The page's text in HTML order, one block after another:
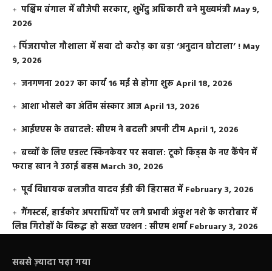
पश्चिम बंगाल में बीजेपी सरकार, शुभेंदु अधिकारी बने मुख्यमंत्रीMay 9,
2026
​पिंजरापोल गौशाला में सवा दो करोड़ का बड़ा ‘अनुदान घोटाला’ !May
9, 2026
जनगणना 2027 का कार्य 16 मई से होगा शुरूApril 18, 2026
आशा भोसले का अंतिम संस्कार आजApril 13, 2026
आईएएस के तबादले: सीएम ने बदली अपनी टीमApril 1, 2026
बच्चों के लिए एडल्ट स्किनकेयर पर सवाल: टूको किड्स के नए कैंपेन में
फराह खान ने उठाई बहसMarch 30, 2026
पूर्व विधायक बलजीत यादव ईडी की हिरासत में February 3, 2026
गैंगस्टर्स, हार्डकोर अपराधियों पर लगे प्रभावी अंकुश नशे के कारोबार में
लिप्त गिरोहों के विरूद्ध हो सख्त एक्शन : सीएम शर्मा February 3, 2026
सबसे ज़्यादा पढ़ा गया